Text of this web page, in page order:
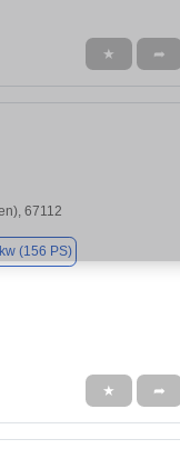
★ ➦
67112
(156 PS)
★ ➦